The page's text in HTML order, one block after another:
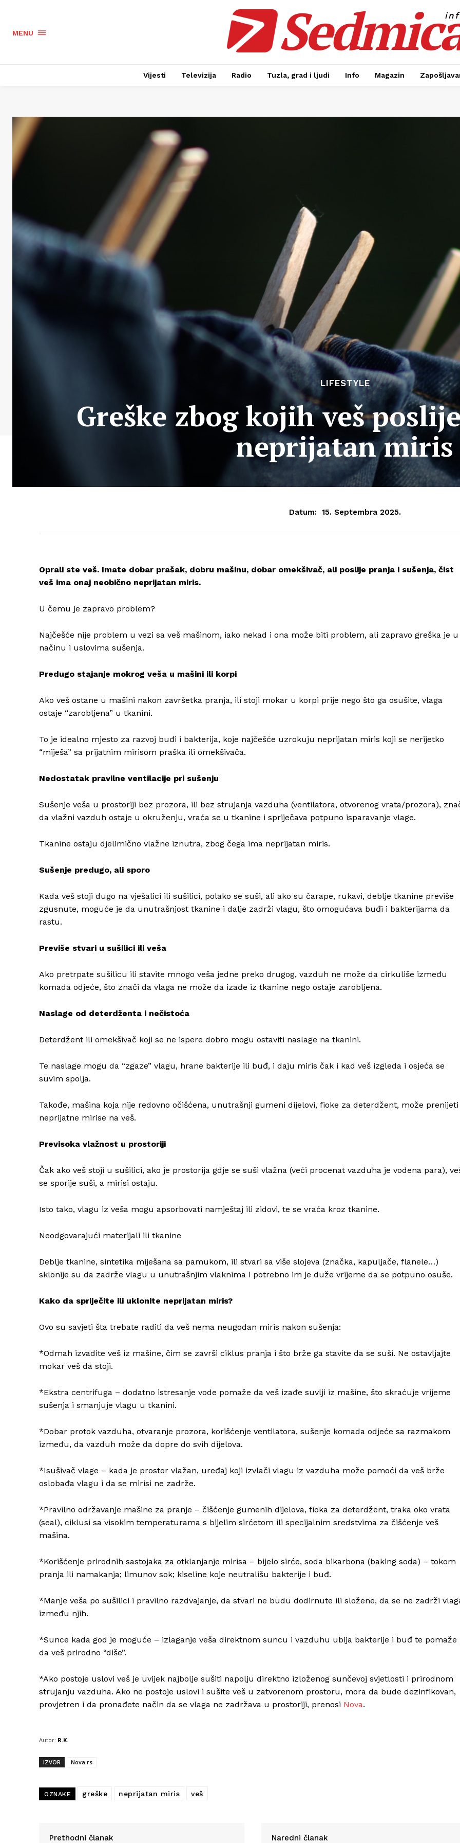
MENU
Vijesti Televizija Radio Tuzla, grad i ljudi Info Magazin
LIFESTYLE
Greške zbog kojih veš
neprijatan miris
Datum: 15. Septembra 2025.
Oprali ste veš. Imate dobar prašak, dobru mašinu, dobar omekšivač, ali poslije pranja i sušenja, čist
veš ima onaj neobično neprijatan miris.
U čemu je zapravo problem?
Najčešće nije problem u vezi sa veš mašinom, iako nekad i ona može biti problem, ali zapravo greška je u
načinu i uslovima sušenja.
Predugo stajanje mokrog veša u mašini ili korpi
Ako veš ostane u mašini nakon završetka pranja, ili stoji mokar u korpi prije nego što ga osušite, vlaga
ostaje “zarobljena” u tkanini.
To je idealno mjesto za razvoj buđi i bakterija, koje najčešće uzrokuju neprijatan miris koji se nerijetko
“miješa” sa prijatnim mirisom praška ili omekšivača.
Nedostatak pravilne ventilacije pri sušenju
Sušenje veša u prostoriji bez prozora, ili bez strujanja vazduha (ventilatora, otvorenog vrata/prozora),
da vlažni vazduh ostaje u okruženju, vraća se u tkanine i spriječava potpuno isparavanje vlage.
Tkanine ostaju djelimično vlažne iznutra, zbog čega ima neprijatan miris.
Sušenje predugo, ali sporo
Kada veš stoji dugo na vješalici ili sušilici, polako se suši, ali ako su čarape, rukavi, deblje tkanine previše
zgusnute, moguće je da unutrašnjost tkanine i dalje zadrži vlagu, što omogućava buđi i bakterijama da
rastu.
Previše stvari u sušilici ili veša
Ako pretrpate sušilicu ili stavite mnogo veša jedne preko drugog, vazduh ne može da cirkuliše između
komada odjeće, što znači da vlaga ne može da izađe iz tkanine nego ostaje zarobljena.
Naslage od deterdženta i nečistoća
Deterdžent ili omekšivač koji se ne ispere dobro mogu ostaviti naslage na tkanini.
Te naslage mogu da “zgaze” vlagu, hrane bakterije ili buđ, i daju miris čak i kad veš izgleda i osjeća se
suvim spolja.
Takođe, mašina koja nije redovno očišćena, unutrašnji gumeni dijelovi, fioke za deterdžent, može prenijeti
neprijatne mirise na veš.
Previsoka vlažnost u prostoriji
Čak ako veš stoji u sušilici, ako je prostorija gdje se suši vlažna (veći procenat vazduha je vodena para),
se sporije suši, a mirisi ostaju.
Isto tako, vlagu iz veša mogu apsorbovati namještaj ili zidovi, te se vraća kroz tkanine.
Neodgovarajući materijali ili tkanine
Deblje tkanine, sintetika miješana sa pamukom, ili stvari sa više slojeva (značka, kapuljače, flanele…)
sklonije su da zadrže vlagu u unutrašnjim vlaknima i potrebno im je duže vrijeme da se potpuno osuše.
Kako da spriječite ili uklonite neprijatan miris?
Ovo su savjeti šta trebate raditi da veš nema neugodan miris nakon sušenja:
*Odmah izvadite veš iz mašine, čim se završi ciklus pranja i što brže ga stavite da se suši. Ne ostavljajte
mokar veš da stoji.
*Ekstra centrifuga – dodatno istresanje vode pomaže da veš izađe suvlji iz mašine, što skraćuje vrijeme
sušenja i smanjuje vlagu u tkanini.
*Dobar protok vazduha, otvaranje prozora, korišćenje ventilatora, sušenje komada odjeće sa razmakom
između, da vazduh može da dopre do svih dijelova.
*Isušivač vlage – kada je prostor vlažan, uređaj koji izvlači vlagu iz vazduha može pomoći da veš brže
oslobađa vlagu i da se mirisi ne zadrže.
*Pravilno održavanje mašine za pranje – čišćenje gumenih dijelova, fioka za deterdžent, traka oko vrata
(seal), ciklusi sa visokim temperaturama s bijelim sirćetom ili specijalnim sredstvima za čišćenje veš
mašina.
*Korišćenje prirodnih sastojaka za otklanjanje mirisa – bijelo sirće, soda bikarbona (baking soda) – tokom
pranja ili namakanja; limunov sok; kiseline koje neutrališu bakterije i buđ.
*Manje veša po sušilici i pravilno razdvajanje, da stvari ne budu dodirnute ili složene, da se ne zadrži
između njih.
*Sunce kada god je moguće – izlaganje veša direktnom suncu i vazduhu ubija bakterije i buđ te pomaže
da veš prirodno “diše”.
*Ako postoje uslovi veš je uvijek najbolje sušiti napolju direktno izloženog sunčevoj svjetlosti i prirodnom
strujanju vazduha. Ako ne postoje uslovi i sušite veš u zatvorenom prostoru, mora da bude dezinfikovan,
provjetren i da pronađete način da se vlaga ne zadržava u prostoriji, prenosi Nova.
Autor: R.K.
IZVOR Nova.rs
OZNAKE greške neprijatan miris veš
Prethodni članak Naredni članak